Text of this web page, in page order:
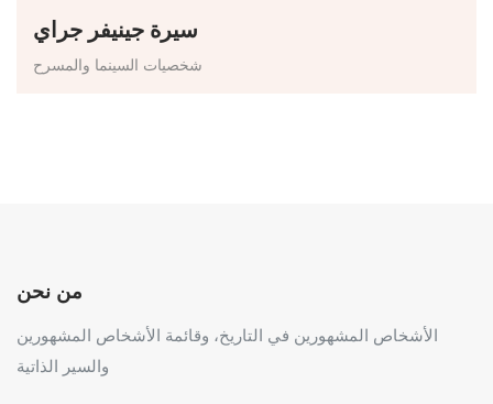
سيرة جينيفر جراي
شخصيات السينما والمسرح
من نحن
الأشخاص المشهورين في التاريخ، وقائمة الأشخاص المشهورين
والسير الذاتية